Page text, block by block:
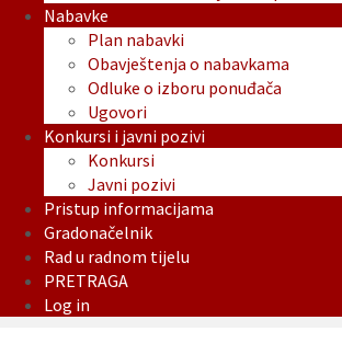
Nabavke
Plan nabavki
Obavještenja o nabavkama
Odluke o izboru ponuđača
Ugovori
Konkursi i javni pozivi
Konkursi
Javni pozivi
Pristup informacijama
Gradonačelnik
Rad u radnom tijelu
PRETRAGA
Log in